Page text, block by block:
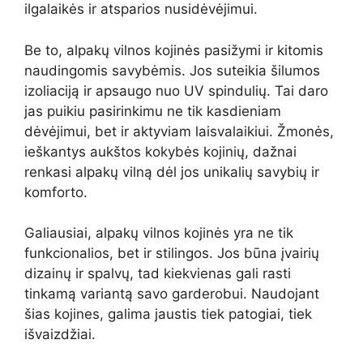
ilgalaikės ir atsparios nusidėvėjimui.
Be to, alpakų vilnos kojinės pasižymi ir kitomis
naudingomis savybėmis. Jos suteikia šilumos
izoliaciją ir apsaugo nuo UV spindulių. Tai daro
jas puikiu pasirinkimu ne tik kasdieniam
dėvėjimui, bet ir aktyviam laisvalaikiui. Žmonės,
ieškantys aukštos kokybės kojinių, dažnai
renkasi alpakų vilną dėl jos unikalių savybių ir
komforto.
Galiausiai, alpakų vilnos kojinės yra ne tik
funkcionalios, bet ir stilingos. Jos būna įvairių
dizainų ir spalvų, tad kiekvienas gali rasti
tinkamą variantą savo garderobui. Naudojant
šias kojines, galima jaustis tiek patogiai, tiek
išvaizdžiai.